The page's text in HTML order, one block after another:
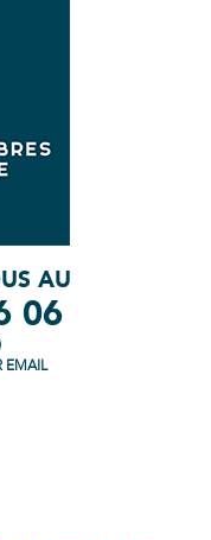
AU
06
EMAIL